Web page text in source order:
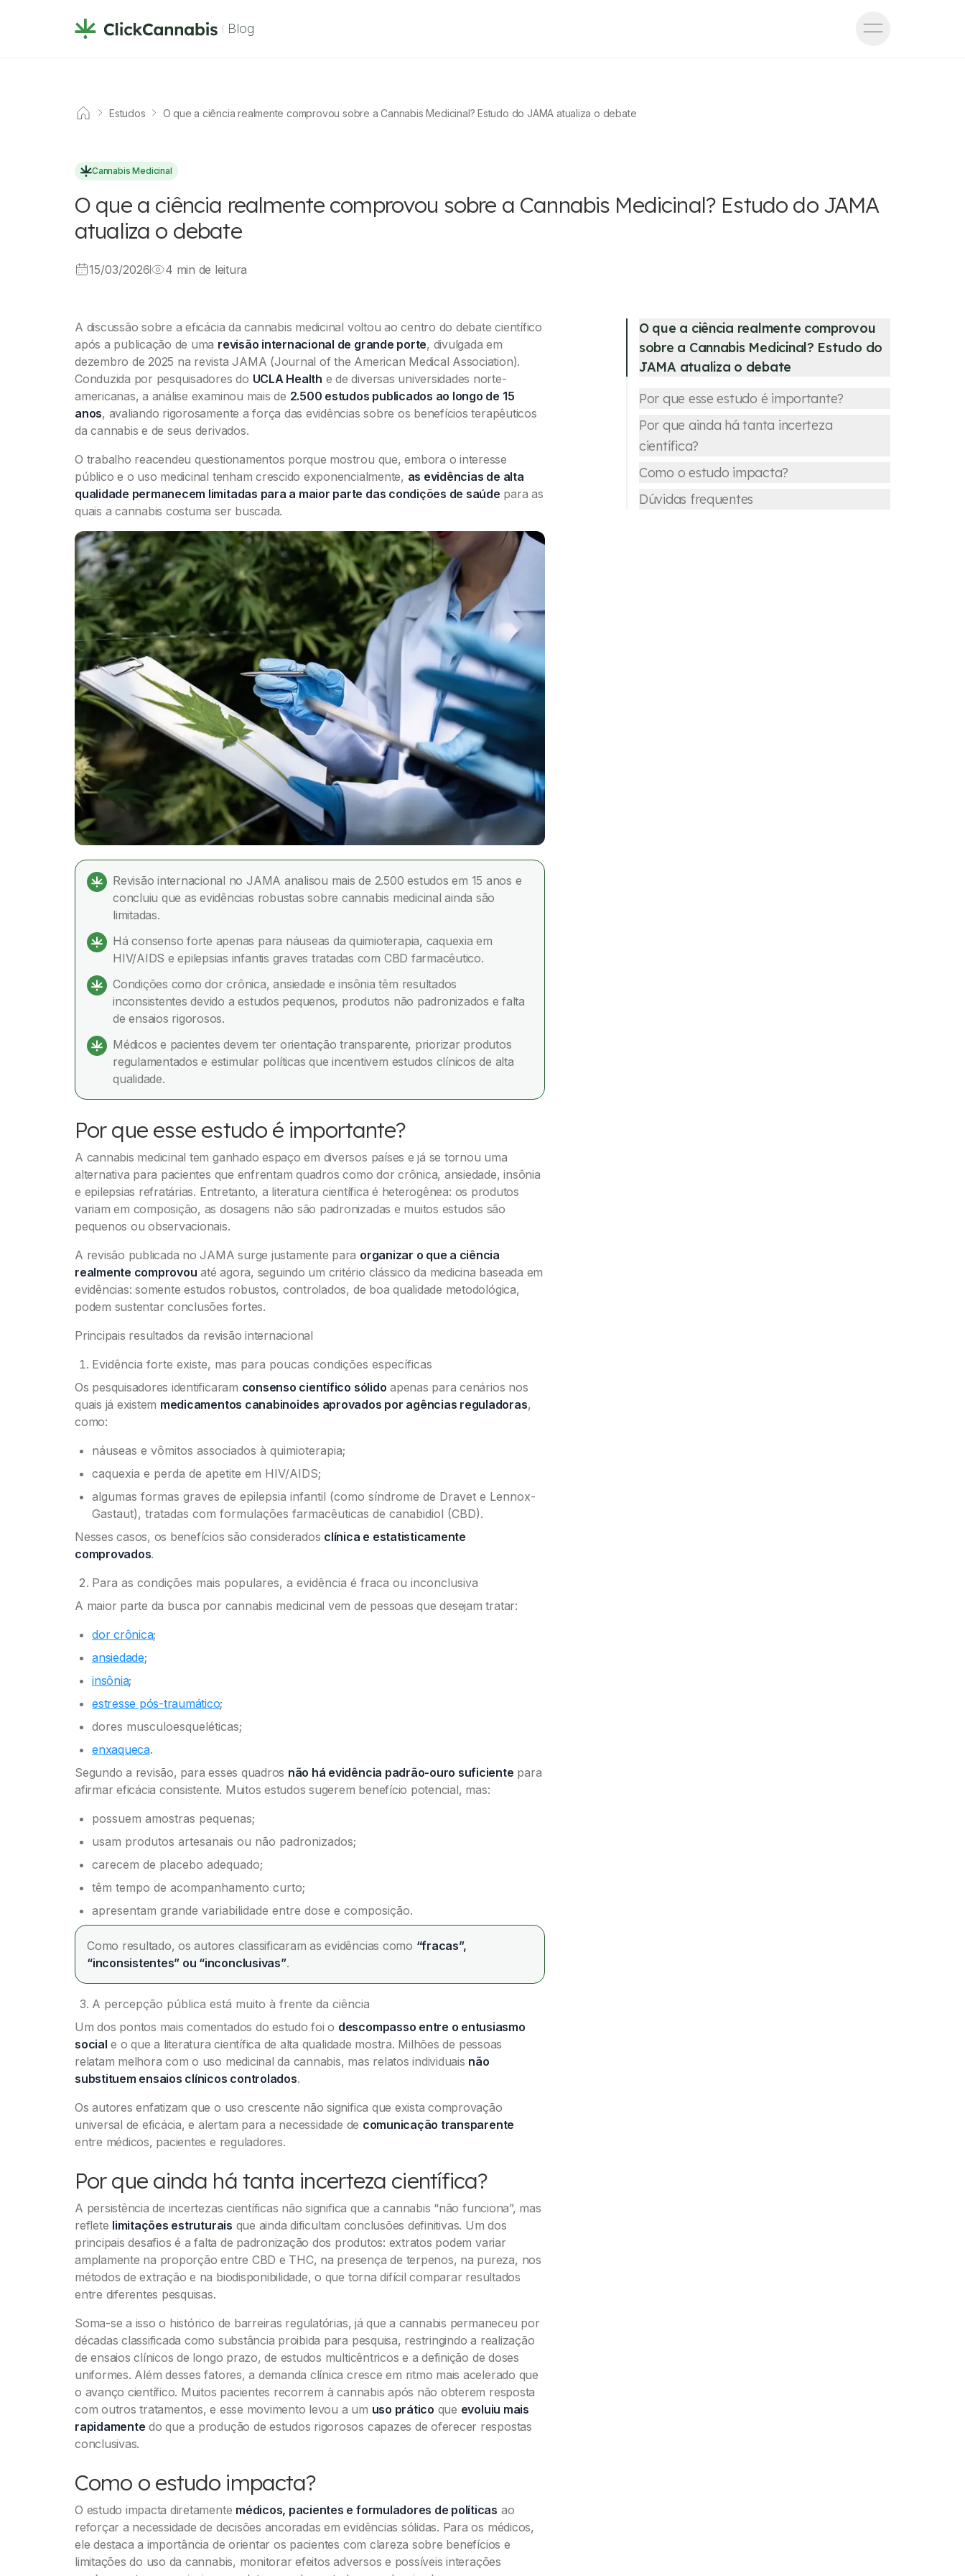
Blog
Estudos O que a ciência realmente comprovou sobre a Cannabis Medicinal? Estudo do JAMA atualiza o debate
Cannabis Medicinal
O que a ciência realmente comprovou sobre a Cannabis Medicinal? Estudo do JAMA
atualiza o debate
15/03/2026 4 min de leitura
A discussão sobre a eficácia da cannabis medicinal voltou ao centro do debate científico
após a publicação de uma revisão internacional de grande porte, divulgada em
dezembro de 2025 na revista JAMA (Journal of the American Medical Association).
Conduzida por pesquisadores do UCLA Health e de diversas universidades norte-
americanas, a análise examinou mais de 2.500 estudos publicados ao longo de 15
anos, avaliando rigorosamente a força das evidências sobre os benefícios terapêuticos
da cannabis e de seus derivados.
O trabalho reacendeu questionamentos porque mostrou que, embora o interesse
público e o uso medicinal tenham crescido exponencialmente, as evidências de alta
qualidade permanecem limitadas para a maior parte das condições de saúde para as
quais a cannabis costuma ser buscada.
Revisão internacional no JAMA analisou mais de 2.500 estudos em 15 anos e
concluiu que as evidências robustas sobre cannabis medicinal ainda são
limitadas.
Há consenso forte apenas para náuseas da quimioterapia, caquexia em
HIV/AIDS e epilepsias infantis graves tratadas com CBD farmacêutico.
Condições como dor crônica, ansiedade e insônia têm resultados
inconsistentes devido a estudos pequenos, produtos não padronizados e falta
de ensaios rigorosos.
Médicos e pacientes devem ter orientação transparente, priorizar produtos
regulamentados e estimular políticas que incentivem estudos clínicos de alta
qualidade.
Por que esse estudo é importante?
A cannabis medicinal tem ganhado espaço em diversos países e já se tornou uma
alternativa para pacientes que enfrentam quadros como dor crônica, ansiedade, insônia
e epilepsias refratárias. Entretanto, a literatura científica é heterogênea: os produtos
variam em composição, as dosagens não são padronizadas e muitos estudos são
pequenos ou observacionais.
A revisão publicada no JAMA surge justamente para organizar o que a ciência
realmente comprovou até agora, seguindo um critério clássico da medicina baseada em
evidências: somente estudos robustos, controlados, de boa qualidade metodológica,
podem sustentar conclusões fortes.
Principais resultados da revisão internacional
Evidência forte existe, mas para poucas condições específicas
Os pesquisadores identificaram consenso científico sólido apenas para cenários nos
quais já existem medicamentos canabinoides aprovados por agências reguladoras,
como:
náuseas e vômitos associados à quimioterapia;
caquexia e perda de apetite em HIV/AIDS;
algumas formas graves de epilepsia infantil (como síndrome de Dravet e Lennox-
Gastaut), tratadas com formulações farmacêuticas de canabidiol (CBD).
Nesses casos, os benefícios são considerados clínica e estatisticamente
comprovados.
Para as condições mais populares, a evidência é fraca ou inconclusiva
A maior parte da busca por cannabis medicinal vem de pessoas que desejam tratar:
dor crônica;
ansiedade;
insônia;
estresse pós-traumático;
dores musculoesqueléticas;
enxaqueca.
Segundo a revisão, para esses quadros não há evidência padrão-ouro suficiente para
afirmar eficácia consistente. Muitos estudos sugerem benefício potencial, mas:
possuem amostras pequenas;
usam produtos artesanais ou não padronizados;
carecem de placebo adequado;
têm tempo de acompanhamento curto;
apresentam grande variabilidade entre dose e composição.
Como resultado, os autores classificaram as evidências como “fracas”,
“inconsistentes” ou “inconclusivas”.
A percepção pública está muito à frente da ciência
Um dos pontos mais comentados do estudo foi o descompasso entre o entusiasmo
social e o que a literatura científica de alta qualidade mostra. Milhões de pessoas
relatam melhora com o uso medicinal da cannabis, mas relatos individuais não
substituem ensaios clínicos controlados.
Os autores enfatizam que o uso crescente não significa que exista comprovação
universal de eficácia, e alertam para a necessidade de comunicação transparente
entre médicos, pacientes e reguladores.
Por que ainda há tanta incerteza científica?
A persistência de incertezas científicas não significa que a cannabis “não funciona”, mas
reflete limitações estruturais que ainda dificultam conclusões definitivas. Um dos
principais desafios é a falta de padronização dos produtos: extratos podem variar
amplamente na proporção entre CBD e THC, na presença de terpenos, na pureza, nos
métodos de extração e na biodisponibilidade, o que torna difícil comparar resultados
entre diferentes pesquisas.
Soma-se a isso o histórico de barreiras regulatórias, já que a cannabis permaneceu por
décadas classificada como substância proibida para pesquisa, restringindo a realização
de ensaios clínicos de longo prazo, de estudos multicêntricos e a definição de doses
uniformes. Além desses fatores, a demanda clínica cresce em ritmo mais acelerado que
o avanço científico. Muitos pacientes recorrem à cannabis após não obterem resposta
com outros tratamentos, e esse movimento levou a um uso prático que evoluiu mais
rapidamente do que a produção de estudos rigorosos capazes de oferecer respostas
conclusivas.
Como o estudo impacta?
O estudo impacta diretamente médicos, pacientes e formuladores de políticas ao
reforçar a necessidade de decisões ancoradas em evidências sólidas. Para os médicos,
ele destaca a importância de orientar os pacientes com clareza sobre benefícios e
limitações do uso da cannabis, monitorar efeitos adversos e possíveis interações
O que a ciência realmente comprovou
sobre a Cannabis Medicinal? Estudo do
JAMA atualiza o debate
Por que esse estudo é importante?
Por que ainda há tanta incerteza
científica?
Como o estudo impacta?
Dúvidas frequentes